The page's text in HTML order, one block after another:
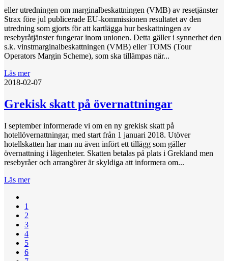
eller utredningen om marginalbeskattningen (VMB) av resetjänster
Strax före jul publicerade EU-kommissionen resultatet av den
utredning som gjorts för att kartlägga hur beskattningen av
resebyråtjänster fungerar inom unionen. Detta gäller i synnerhet den
s.k. vinstmarginalbeskattningen (VMB) eller TOMS (Tour
Operators Margin Scheme), som ska tillämpas när...
Läs mer
2018-02-07
Grekisk skatt på övernattningar
I september informerade vi om en ny grekisk skatt på
hotellövernattningar, med start från 1 januari 2018. Utöver
hotellskatten har man nu även infört ett tillägg som gäller
övernattning i lägenheter. Skatten betalas på plats i Grekland men
resebyråer och arrangörer är skyldiga att informera om...
Läs mer
1
2
3
4
5
6